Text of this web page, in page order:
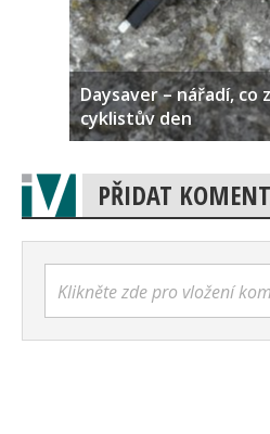
Daysaver – nářadí, co
cyklistův den
PŘIDAT
Klikněte zde pro vložení